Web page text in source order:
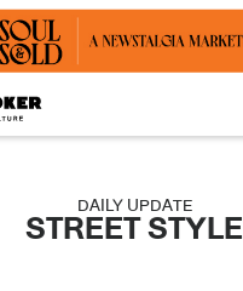
DAILY UPDATE
STREET STYLE